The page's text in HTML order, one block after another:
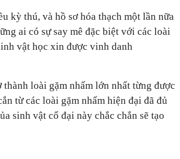
kỳ thú, và hồ sơ hóa thạch một lần nữa
ai có sự say mê đặc biệt với các loài
vật học xin được vinh danh
loài gặm nhấm lớn nhất từng được
từ các loài gặm nhấm hiện đại đã đủ
sinh vật cổ đại này chắc chắn sẽ tạo